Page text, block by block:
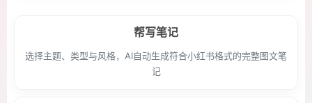
帮写笔记
选择主题、类型与风格，AI自动生成符合小红书格式的完整图文笔
记